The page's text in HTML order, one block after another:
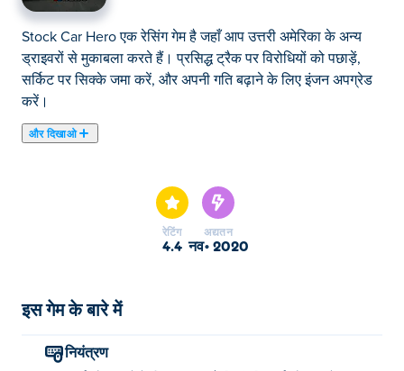
Stock Car Hero एक रेसिंग गेम है जहाँ आप उत्तरी अमेरिका के अन्य
ड्राइवरों से मुकाबला करते हैं। प्रसिद्ध ट्रैक पर विरोधियों को पछाड़ें,
सर्किट पर सिक्के जमा करें, और अपनी गति बढ़ाने के लिए इंजन अपग्रेड
करें।
और दिखाओ
रेटिंग
4.4
अद्यतन
नव॰ 2020
इस गेम के बारे में
नियंत्रण